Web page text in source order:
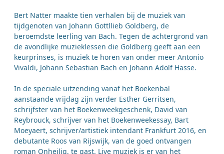
Bert Natter maakte tien verhalen bij de muziek van
tijdgenoten van Johann Gottllieb Goldberg, de
beroemdste leerling van Bach. Tegen de achtergrond van
de avondlijke muzieklessen die Goldberg geeft aan een
keurprinses, is muziek te horen van onder meer Antonio
Vivaldi, Johann Sebastian Bach en Johann Adolf Hasse.
In de speciale uitzending vanaf het Boekenbal
aanstaande vrijdag zijn verder Esther Gerritsen,
schrijfster van het Boekenweekgeschenk, David van
Reybrouck, schrijver van het Boekenweekessay, Bart
Moeyaert, schrijver/artistiek intendant Frankfurt 2016, en
debutante Roos van Rijswijk, van de goed ontvangen
roman Onheilig, te gast. Live muziek is er van het